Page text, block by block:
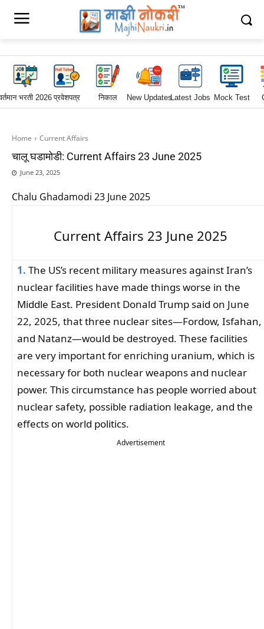
भरती 2026प्रवेशपत्र निकाल New UpdatesLatest Jobs Mock Test
Home Current Affairs
चालू घडामोडी: Current Affairs 23 June 2025
June 23, 2025
Chalu Ghadamodi 23 June 2025
Current Affairs 23 June 2025
1. The US’s recent military measures against Iran’s
nuclear facilities have made things worse in the
Middle East. President Donald Trump said on June
22, 2025, that three nuclear sites—Fordow, Isfahan,
and Natanz—would be destroyed. These facilities
are very important for enriching uranium, which is
necessary for both nuclear weapons and nuclear
power. This circumstance has people worried about
nuclear safety, possible radiation leakage, and the
effects on world politics.
Advertisement